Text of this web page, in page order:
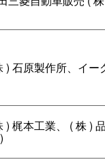
) 石原製作所、イー
) 梶本工業、 (株)
)